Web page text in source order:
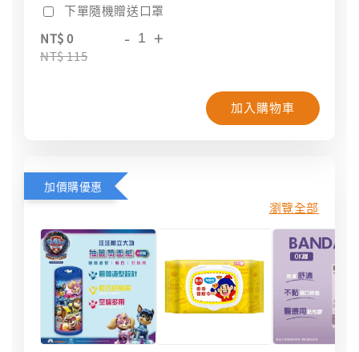
下單隨機贈送口罩
NT$ 0
NT$ 115
- +
加入購物車
加價購優惠
瀏覽全部